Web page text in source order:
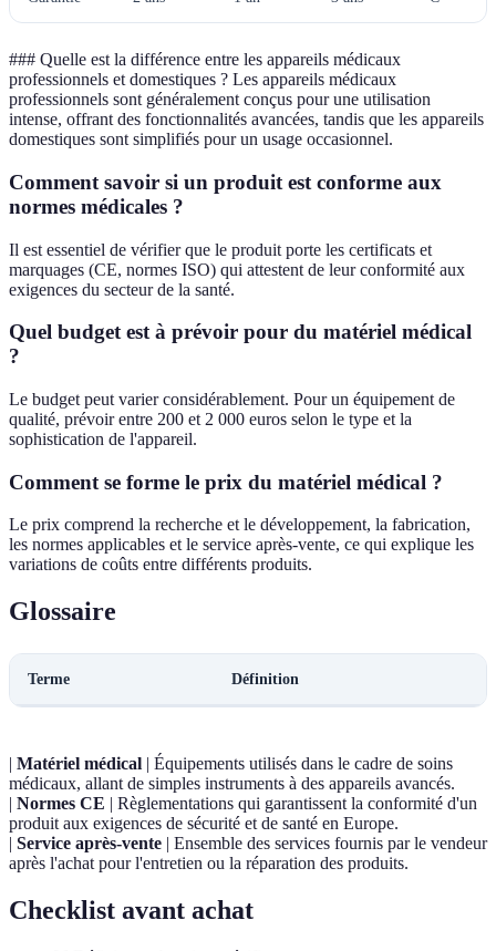
### Quelle est la différence entre les appareils médicaux
professionnels et domestiques ? Les appareils médicaux
professionnels sont généralement conçus pour une utilisation
intense, offrant des fonctionnalités avancées, tandis que les appareils
domestiques sont simplifiés pour un usage occasionnel.
Comment savoir si un produit est conforme aux
normes médicales ?
Il est essentiel de vérifier que le produit porte les certificats et
marquages (CE, normes ISO) qui attestent de leur conformité aux
exigences du secteur de la santé.
Quel budget est à prévoir pour du matériel médical
?
Le budget peut varier considérablement. Pour un équipement de
qualité, prévoir entre 200 et 2 000 euros selon le type et la
sophistication de l'appareil.
Comment se forme le prix du matériel médical ?
Le prix comprend la recherche et le développement, la fabrication,
les normes applicables et le service après-vente, ce qui explique les
variations de coûts entre différents produits.
Glossaire
Terme Définition
| Matériel médical | Équipements utilisés dans le cadre de soins
médicaux, allant de simples instruments à des appareils avancés.
| Normes CE | Règlementations qui garantissent la conformité d'un
produit aux exigences de sécurité et de santé en Europe.
| Service après-vente | Ensemble des services fournis par le vendeur
après l'achat pour l'entretien ou la réparation des produits.
Checklist avant achat